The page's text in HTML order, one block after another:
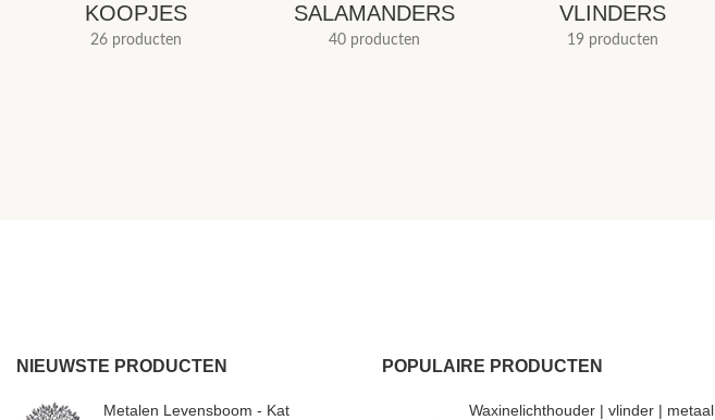
KOOPJES
26 producten
SALAMANDERS
40 producten
VLINDERS
19 producten
NIEUWSTE PRODUCTEN
Metalen Levensboom - Kat
POPULAIRE PRODUCTEN
Waxinelichthouder | vlinder | metaal